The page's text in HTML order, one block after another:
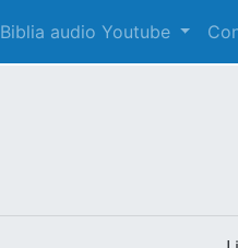
Biblia audio Youtube